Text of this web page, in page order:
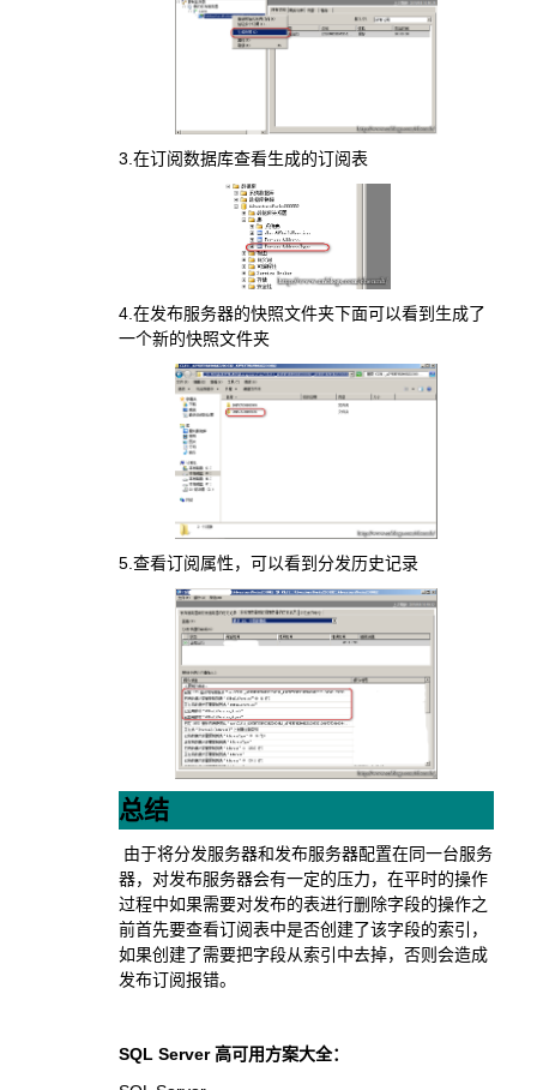
3.在订阅数据库查看生成的订阅表
4.在发布服务器的快照文件夹下面可以看到生成了
一个新的快照文件夹
5.查看订阅属性，可以看到分发历史记录
总结
由于将分发服务器和发布服务器配置在同一台服务
器，对发布服务器会有一定的压力，在平时的操作
过程中如果需要对发布的表进行删除字段的操作之
前首先要查看订阅表中是否创建了该字段的索引，
如果创建了需要把字段从索引中去掉，否则会造成
发布订阅报错。
SQL Server 高可用方案大全：